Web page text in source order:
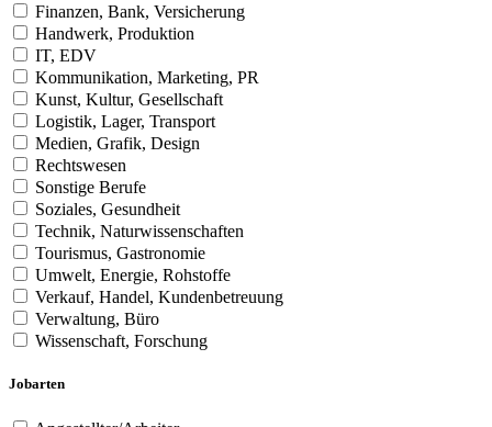
Finanzen, Bank, Versicherung
Handwerk, Produktion
IT, EDV
Kommunikation, Marketing, PR
Kunst, Kultur, Gesellschaft
Logistik, Lager, Transport
Medien, Grafik, Design
Rechtswesen
Sonstige Berufe
Soziales, Gesundheit
Technik, Naturwissenschaften
Tourismus, Gastronomie
Umwelt, Energie, Rohstoffe
Verkauf, Handel, Kundenbetreuung
Verwaltung, Büro
Wissenschaft, Forschung
Jobarten